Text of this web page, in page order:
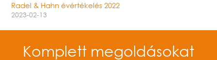
Radel & Hahn évértékelés 2022
2023-02-13
Komplett megoldásokat